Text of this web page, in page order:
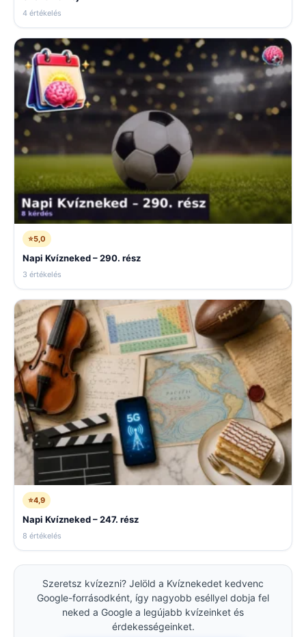
4 értékelés
⭐5,0
Napi Kvízneked – 290. rész
3 értékelés
⭐4,9
Napi Kvízneked – 247. rész
8 értékelés
Szeretsz kvízezni? Jelöld a Kvíznekedet kedvenc
Google-forrásodként, így nagyobb eséllyel dobja fel
neked a Google a legújabb kvízeinket és
érdekességeinket.